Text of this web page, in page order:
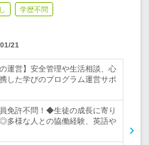
学歴不問
21
運営】安全管理や生活相談、心
した学びのプログラム運営サポ
免許不問！◆生徒の成長に寄り
多様な人との協働経験、英語や